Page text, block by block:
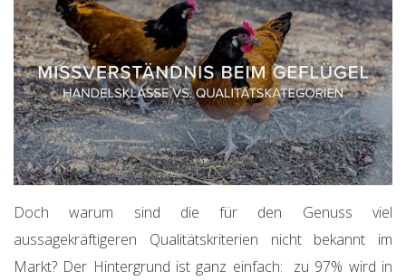
Doch warum sind die für den Genuss viel
aussagekräftigeren Qualitätskriterien nicht bekannt im
Markt? Der Hintergrund ist ganz einfach: zu 97% wird in